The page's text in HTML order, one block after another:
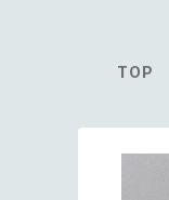
TOP